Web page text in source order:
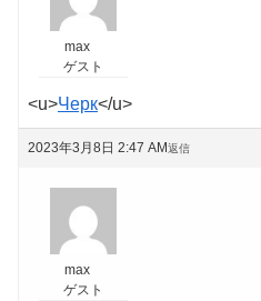
max
ゲスト
<u>Черк</u>
2023年3月8日 2:47 AM返信
max
ゲスト